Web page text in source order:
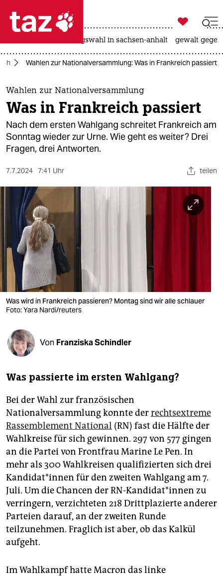
 taz zahl ich
taz zahl ich
themen
politik
öko
gesellschaft
sport
berlin
nord
wahrheit
verlag
verlag
veranstaltungen
shop
abo
genossenschaft
epaper login

taz zahl ich
landtagswahl in sachsen-anhalt gewalt
Wahlen zur Nationalversammlung: Was in Frankreich passiert
Wahlen zur Nationalversammlung
Was in Frankreich passiert
Nach dem ersten Wahlgang schreitet Frankreich am
Sonntag wieder zur Urne. Wie geht es weiter? Drei
Fragen, drei Antworten.
7.7.2024 7:41 Uhr teilen
Was wird in Frankreich passieren? Montag sind wir alle schlauer
Foto: Yara Nardi/reuters
Von Franziska Schindler
Was passierte im ersten Wahlgang?
Bei der Wahl zur französischen
Nationalversammlung konnte derrechtsextreme
Rassemblement National (RN) fast die Hälfte der
Wahlkreise für sich gewinnen. 297 von 577 gingen
an die Partei von Frontfrau Marine Le Pen. In
mehr als 300 Wahlkreisen qualifizierten sich drei
Kan­di­da­t*in­nen für den zweiten Wahlgang am 7.
Juli. Um die Chancen der RN-Kandidat*innen zu
verringern, verzichteten 218 Drittplazierte anderer
Parteien darauf, an der zweiten Runde
teilzunehmen. Fraglich ist aber, ob das Kalkül
aufgeht.
Im Wahlkampf hatte Macron das linke